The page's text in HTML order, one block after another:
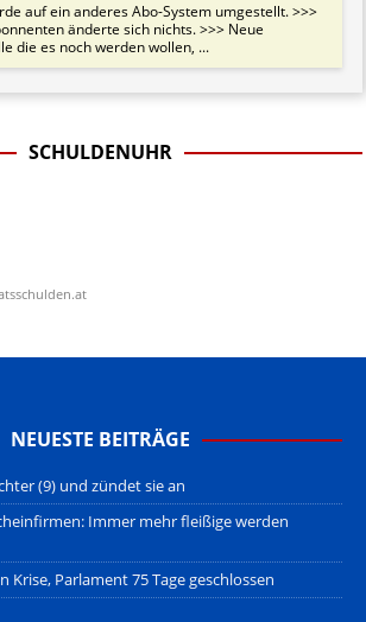
auf ein anderes Abo-System umgestellt. >>>
änderte sich nichts. >>> Neue
die es noch werden wollen, ...
SCHULDENUHR
NEUESTE BEITRÄGE
(9) und zündet sie an
Immer mehr fleißige werden
Parlament 75 Tage geschlossen